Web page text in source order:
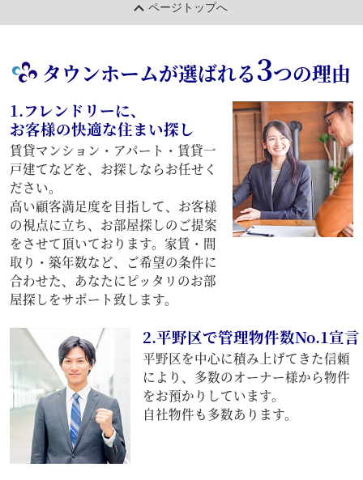
ページトップへ
タウンホームが選ばれる3つの理由
1.フレンドリーに、
お客様の快適な住まい探し
賃貸マンション・アパート・賃貸一
戸建てなどを、お探しならお任せく
ださい。
高い顧客満足度を目指して、お客様
の視点に立ち、お部屋探しのご提案
をさせて頂いております。家賃・間
取り・築年数など、ご希望の条件に
合わせた、あなたにピッタリのお部
屋探しをサポート致します。
2.平野区で管理物件数No.1宣言
平野区を中心に積み上げてきた信頼
により、多数のオーナー様から物件
をお預かりしています。
自社物件も多数あります。